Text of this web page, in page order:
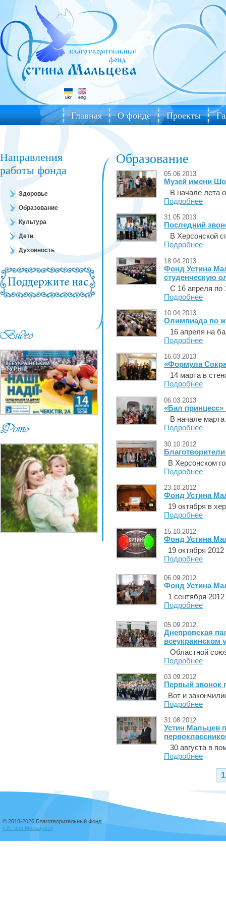
ukr eng
Главная О фонде Проекты
Направления
работы фонда
Здоровье
Образование
Культура
Дети
Духовность
Образование
05.06.2013
Музей имени
В начале лета
Подробнее
31.05.2013
Последний
В Херсонской
Подробнее
18.04.2013
Фонд Устина
студенческую
С 16 апреля по
Подробнее
10.04.2013
Олимпиада по
16 апреля на
Подробнее
16.03.2013
«Формула
14 марта в
Подробнее
06.03.2013
«Бал
В начале марта
Подробнее
30.10.2012
В Херсонском
Подробнее
23.10.2012
Фонд Устина
19 октября в
Подробнее
15.10.2012
Фонд Устина
19 октября
Подробнее
06.09.2012
Фонд Устина
1 сентября
Подробнее
05.09.2012
Днепровская
всеукраинском
Областной
Подробнее
03.09.2012
Первый звонок
Вот и
Подробнее
31.08.2012
Устин Мальцев
30 августа в
Подробнее
1
© 2010-2026 Благотворительный Фонд
«Устина Мальцева»